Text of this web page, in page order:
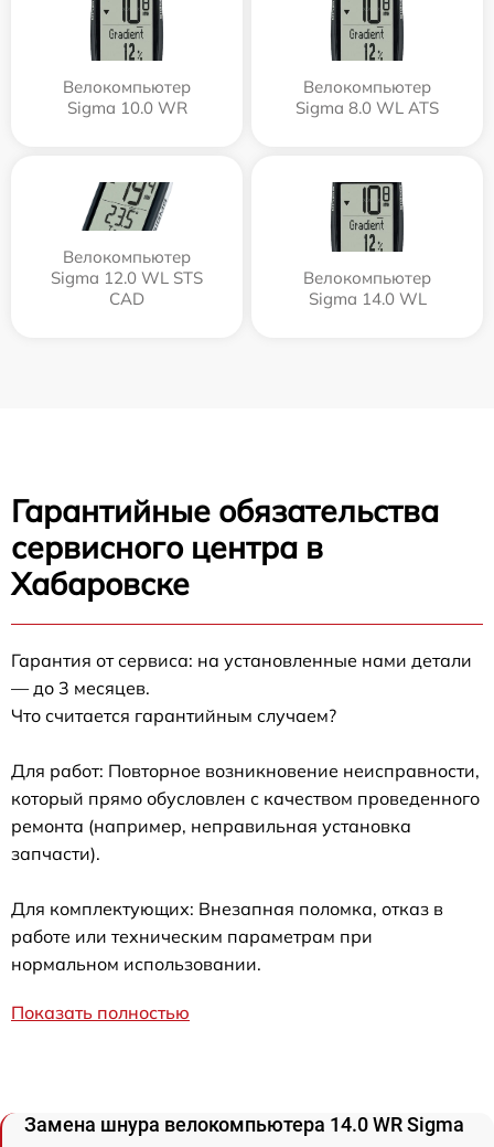
Велокомпьютер
Sigma 10.0 WR
Велокомпьютер
Sigma 8.0 WL ATS
Велокомпьютер
Sigma 12.0 WL STS
CAD
Велокомпьютер
Sigma 14.0 WL
Гарантийные обязательства
сервисного центра в
Хабаровске
Гарантия от сервиса: на установленные нами детали
— до 3 месяцев.
Что считается гарантийным случаем?
Для работ: Повторное возникновение неисправности,
который прямо обусловлен с качеством проведенного
ремонта (например, неправильная установка
запчасти).
Для комплектующих: Внезапная поломка, отказ в
работе или техническим параметрам при
нормальном использовании.
Показать полностью
Замена шнура велокомпьютера 14.0 WR Sigma